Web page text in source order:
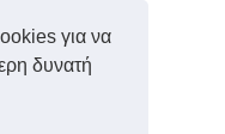
για να
δυνατή